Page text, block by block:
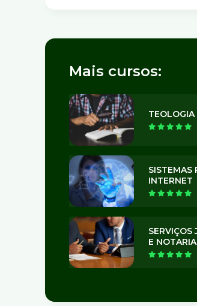
Mais cursos:
TEOLOGIA
SISTEMAS
INTERNET
SERVIÇOS
E